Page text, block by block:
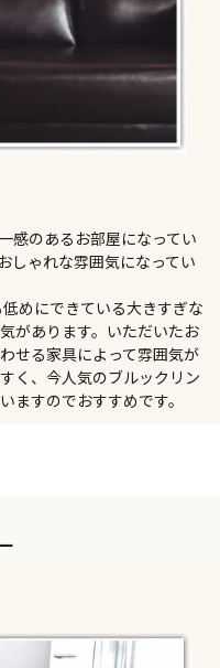
感のあるお部屋になってい
しゃれな雰囲気になってい
めにできている大きすぎな
があります。いただいたお
せる家具によって雰囲気が
く、今人気のブルックリン
ますのでおすすめです。